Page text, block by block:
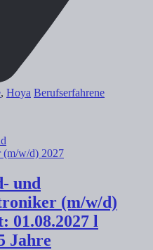
, Hoya Berufserfahrene
und
(m/w/d)
01.08.2027 l
Jahre